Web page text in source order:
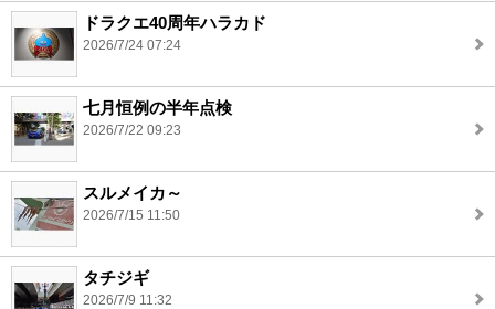
ドラクエ40周年ハラカド
2026/7/24 07:24
七月恒例の半年点検
2026/7/22 09:23
スルメイカ～
2026/7/15 11:50
タチジギ
2026/7/9 11:32